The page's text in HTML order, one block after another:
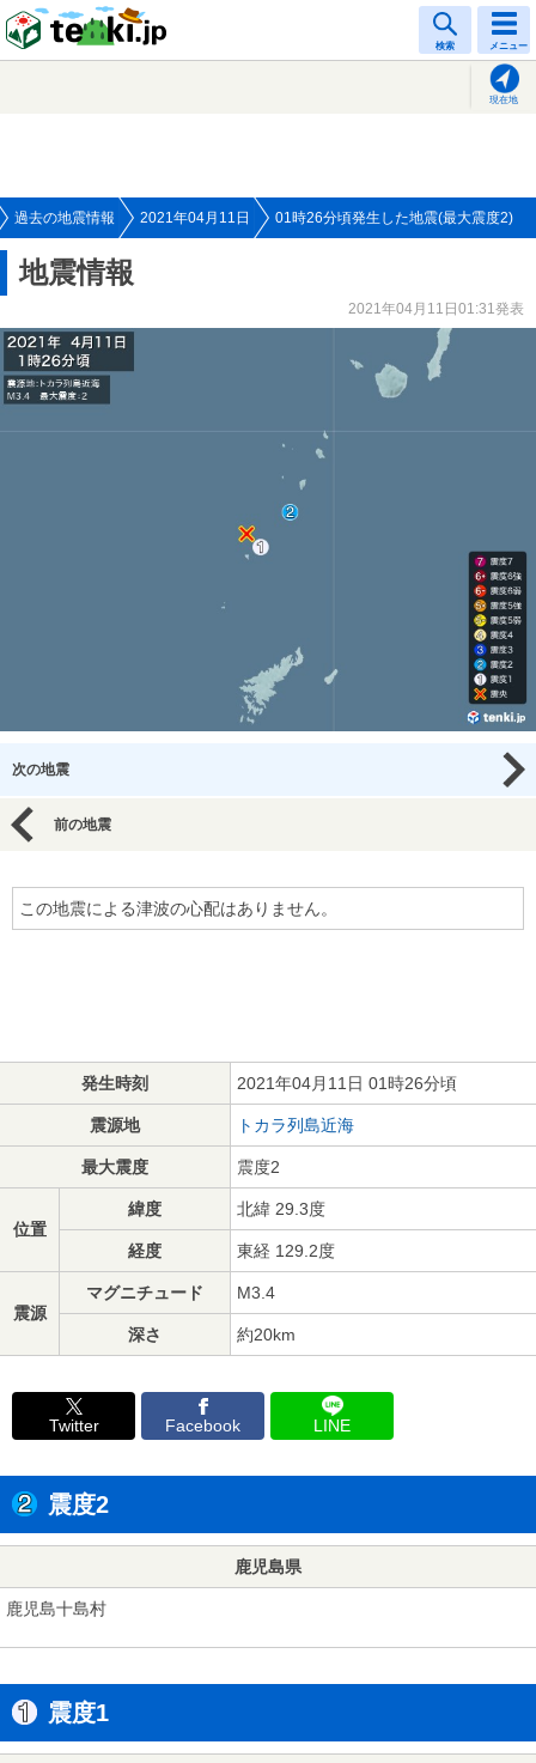
検索 メニュー
現在地
過去の地震情報 2021年04月11日 01時26分頃発生した地震(最大震度2)
地震情報
2021年04月11日01:31発表
次の地震
前の地震
この地震による津波の心配はありません。
発生時刻 2021年04月11日 01時26分頃
震源地 トカラ列島近海
最大震度 震度2
位置
緯度 北緯 29.3度
経度 東経 129.2度
震源
マグニチュード M3.4
深さ 約20km
Twitter Facebook LINE
震度2
鹿児島県
鹿児島十島村
震度1